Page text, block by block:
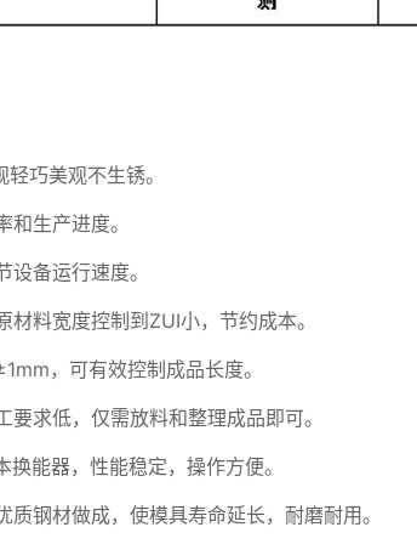
巧美观不生锈。
生产进度。
备运行速度。
料宽度控制到ZUI小，节约成本。
，可有效控制成品长度。
求低，仅需放料和整理成品即可。
能器，性能稳定，操作方便。
钢材做成，使模具寿命延长，耐磨耐用。